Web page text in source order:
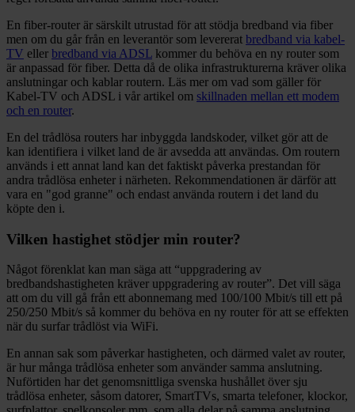
En fiber-router är särskilt utrustad för att stödja bredband via fiber
men om du går från en leverantör som levererat bredband via kabel-
TV eller bredband via ADSL kommer du behöva en ny router som
är anpassad för fiber. Detta då de olika infrastrukturerna kräver olika
anslutningar och kablar routern. Läs mer om vad som gäller för
Kabel-TV och ADSL i vår artikel om skillnaden mellan ett modem
och en router.
En del trådlösa routers har inbyggda landskoder, vilket gör att de
kan identifiera i vilket land de är avsedda att användas. Om routern
används i ett annat land kan det faktiskt påverka prestandan för
andra trådlösa enheter i närheten. Rekommendationen är därför att
vara en "god granne" och endast använda routern i det land du
köpte den i.
Vilken hastighet stödjer min router?
Något förenklat kan man säga att “uppgradering av
bredbandshastigheten kräver uppgradering av router”. Det vill säga
att om du vill gå från ett abonnemang med 100/100 Mbit/s till ett på
250/250 Mbit/s så kommer du behöva en ny router för att se effekten
när du surfar trådlöst via WiFi.
En annan sak som påverkar hastigheten, och därmed valet av router,
är hur många trådlösa enheter som använder samma anslutning.
Nuförtiden har det genomsnittliga svenska hushållet över sju
trådlösa enheter, såsom datorer, SmartTVs, smarta telefoner, klockor,